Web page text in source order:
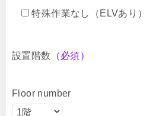
特殊作業なし（ELVあり）
設置階数 （必須）
Floor number